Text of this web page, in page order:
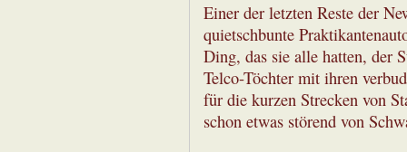
Einer der letzten Reste der
quietschbunte
Ding, das sie alle hatten, der
Telco-Töchter mit ihren
für die kurzen Strecken von
schon etwas störend von